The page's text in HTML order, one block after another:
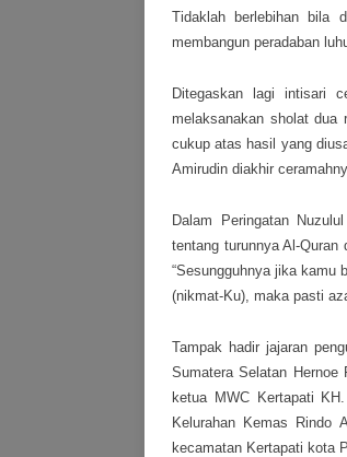
Tidaklah berlebihan bila
membangun peradaban
Ditegaskan lagi intisari
melaksanakan sholat dua
cukup atas hasil yang
Amirudin diakhir
Dalam Peringatan
tentang turunnya Al-
“Sesungguhnya jika kamu
(nikmat-Ku), maka pasti
Tampak hadir jajaran
Sumatera Selatan
ketua MWC Kertapati
Kelurahan Kemas Rindo
kecamatan Kertapati kota